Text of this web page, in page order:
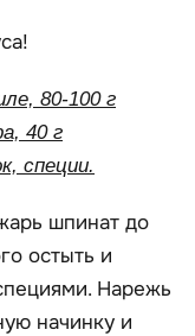
80-100 г
40 г
специи.
шпинат до
остыть и
Нарежь
начинку и